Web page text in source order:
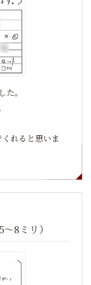
。
れると思いま
8ミリ）